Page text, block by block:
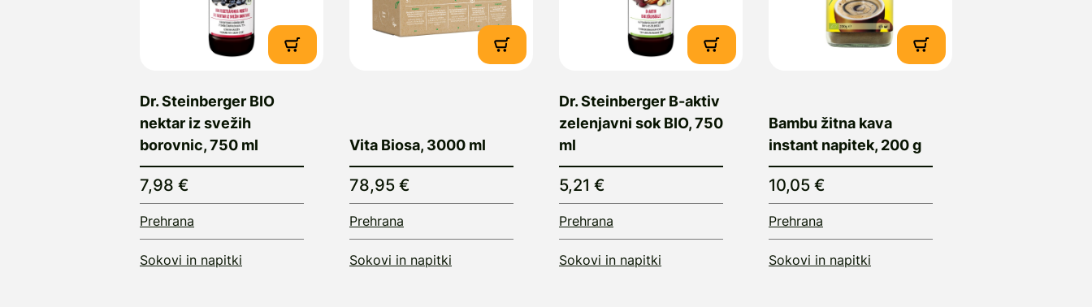
Dr. Steinberger BIO
nektar iz svežih
borovnic, 750 ml
7,98 €
Prehrana
Sokovi in napitki
Vita Biosa, 3000 ml
78,95 €
Prehrana
Sokovi in napitki
Dr. Steinberger B-aktiv
zelenjavni sok BIO, 750
ml
5,21 €
Prehrana
Sokovi in napitki
Bambu žitna kava
instant napitek, 200 g
10,05 €
Prehrana
Sokovi in napitki